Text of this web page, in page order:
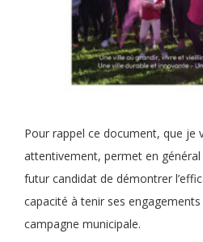
Pour rappel ce document, que je
attentivement, permet en
futur candidat de démontrer
capacité à tenir ses
campagne municipale.